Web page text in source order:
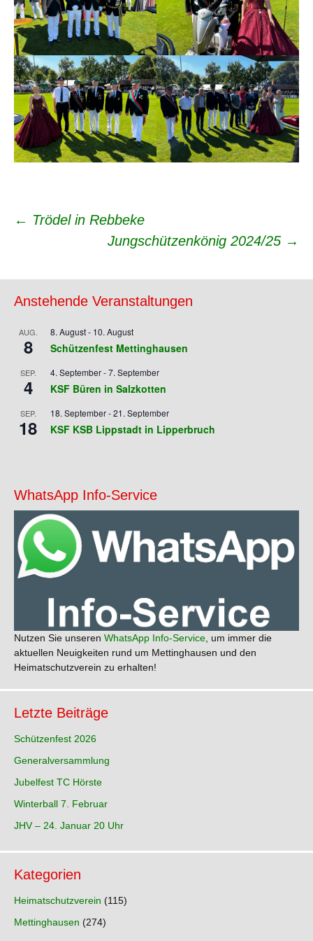
Beitrags-
← Trödel in Rebbeke
Jungschützenkönig 2024/25 →
Anstehende Veranstaltungen
AUG.
8
8. August- 10. August
Schützenfest Mettinghausen
SEP.
4
4. September-7. September
KSF Büren in Salzkotten
SEP.
18
18. September-21. September
KSF KSB Lippstadt in Lipperbruch
WhatsApp Info-Service
Nutzen Sie unseren WhatsApp Info-Service , um immer die
aktuellen Neuigkeiten rund um Mettinghausen und den
Heimatschutzverein zu erhalten!
Letzte Beiträge
Schützenfest 2026
Generalversammlung
Jubelfest TC Hörste
Winterball 7. Februar
JHV – 24. Januar 20 Uhr
Kategorien
Heimatschutzverein (115)
Mettinghausen (274)